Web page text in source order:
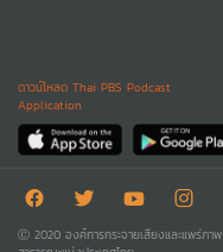
ดาวน์โหลด Thai PBS Podcast
Application
Ⓒ 2020 องค์การกระจายเสียงและแพร่ภาพ